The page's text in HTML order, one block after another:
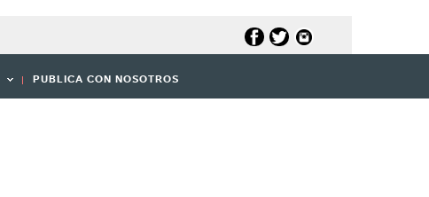
PUBLICA CON NOSOTROS